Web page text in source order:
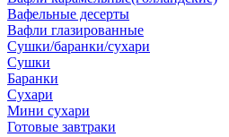
Вафельные десерты
Вафли глазированные
Сушки/баранки/сухари
Сушки
Баранки
Сухари
Мини сухари
Готовые завтраки